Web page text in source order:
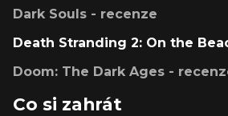
Dark Souls - recenze
Death Stranding 2: On the
Doom: The Dark Ages -
Co si zahrát